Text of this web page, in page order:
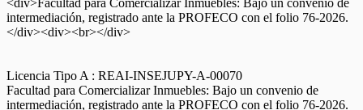
<div>Facultad para Comercializar Inmuebles: Bajo un convenio de
intermediación, registrado ante la PROFECO con el folio 76-2026.
</div><div><br></div>
Licencia Tipo A : REAI-INSEJUPY-A-00070
Facultad para Comercializar Inmuebles: Bajo un convenio de
intermediación, registrado ante la PROFECO con el folio 76-2026.